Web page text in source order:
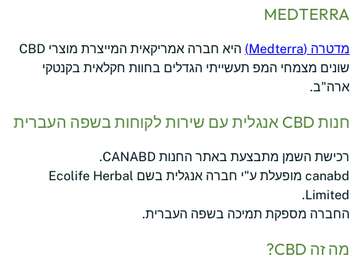
MEDTERRA
מדטרה (Medterra)
היא חברה אמריקאית המייצרת מוצרי CBD
שונים מצמחי המפ תעשייתי הגדלים בחוות חקלאית בקנטקי
ארה"ב.
חנות CBD אנגלית עם שירות לקוחות בשפה העברית
רכישת השמן מתבצעת באתר החנות CANABD.
canabd מופעלת ע"י חברה אנגלית בשם Ecolife Herbal
Limited.
החברה מספקת תמיכה בשפה העברית.
מה זה CBD?